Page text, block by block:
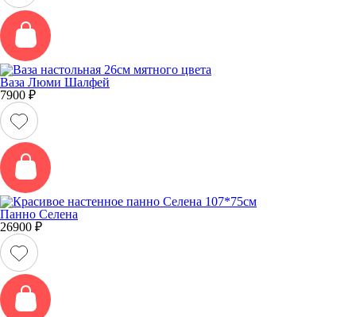
Ваза Люми Шалфей
7900 ₽
Панно Селена
26900 ₽